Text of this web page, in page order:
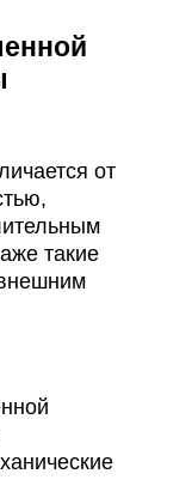
от
такие